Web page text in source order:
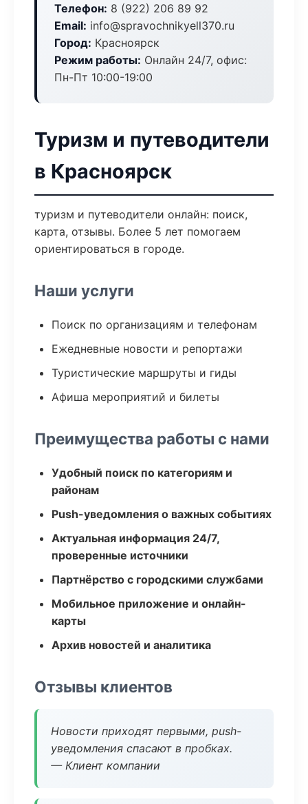
Телефон: 8 (922) 206 89 92
Email: info@spravochnikyell370.ru
Город: Красноярск
Режим работы: Онлайн 24/7, офис:
Пн-Пт 10:00-19:00
Туризм и путеводители
в Красноярск
туризм и путеводители онлайн: поиск,
карта, отзывы. Более 5 лет помогаем
ориентироваться в городе.
Наши услуги
Поиск по организациям и телефонам
Ежедневные новости и репортажи
Туристические маршруты и гиды
Афиша мероприятий и билеты
Преимущества работы с нами
Удобный поиск по категориям и
районам
Push-уведомления о важных событиях
Актуальная информация 24/7,
проверенные источники
Партнёрство с городскими службами
Мобильное приложение и онлайн-
карты
Архив новостей и аналитика
Отзывы клиентов
Новости приходят первыми, push-
уведомления спасают в пробках.
— Клиент компании